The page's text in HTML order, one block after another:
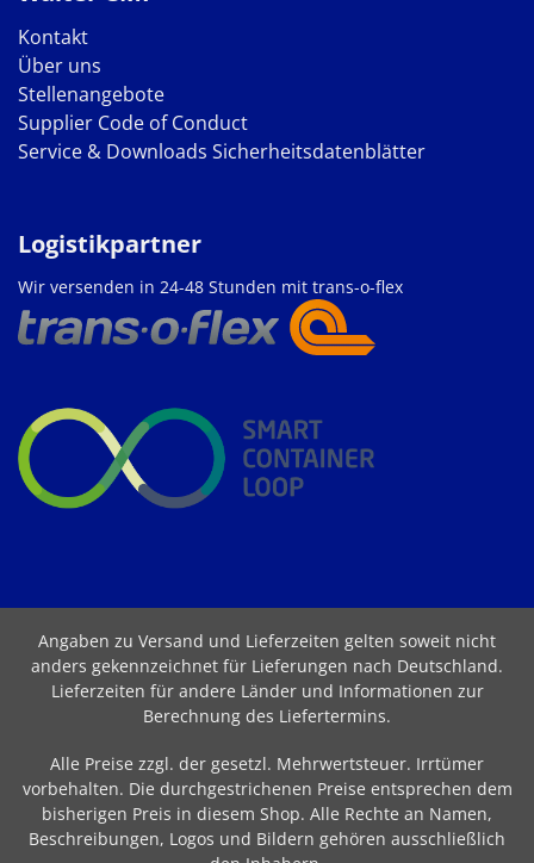
Kontakt
Über uns
Stellenangebote
Supplier Code of Conduct
Service & Downloads Sicherheitsdatenblätter
Logistikpartner
Wir versenden in 24-48 Stunden mit trans-o-flex
Angaben zu Versand und Lieferzeiten gelten soweit nicht
anders gekennzeichnet für Lieferungen nach Deutschland.
Lieferzeiten für andere Länder und Informationen zur
Berechnung des Liefertermins.
Alle Preise zzgl. der gesetzl. Mehrwertsteuer. Irrtümer
vorbehalten. Die durchgestrichenen Preise entsprechen dem
bisherigen Preis in diesem Shop. Alle Rechte an Namen,
Beschreibungen, Logos und Bildern gehören ausschließlich